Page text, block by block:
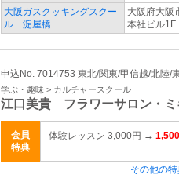
大阪ガスクッキングスクー
ル 淀屋橋
大阪府大
本社ビル1F
申込No. 7014753 東北/関東/甲信越/北陸/
学ぶ・趣味 > カルチャースクール
江口美貴 フラワーサロン・
会員
特典
体験レッスン 3,000円 →
その他の